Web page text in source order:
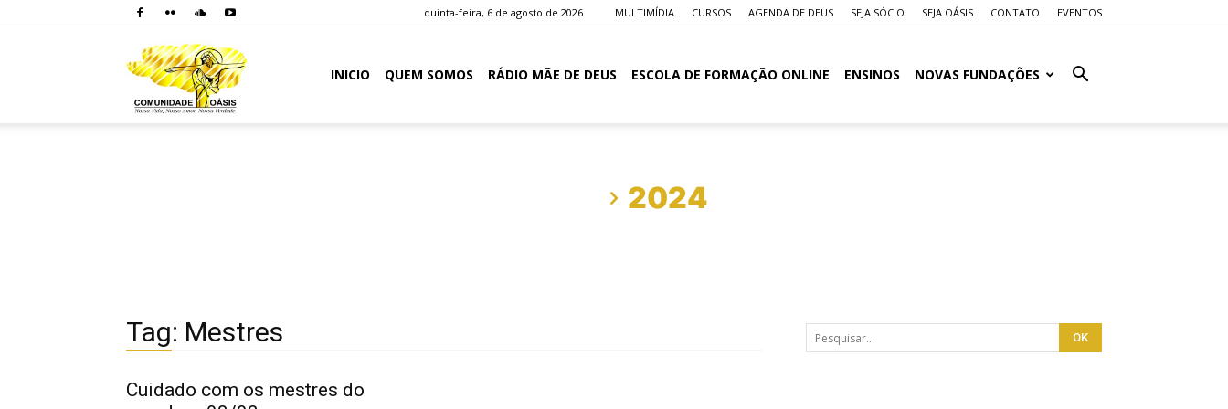
quinta-feira, 6 de agosto de 2026 MULTIMÍDIA CURSOS AGENDA DE DEUS SEJA SÓCIO SEJA OÁSIS CONTATO EVENTOS
INICIO QUEM SOMOS RÁDIO MÃE DE DEUS ESCOLA DE FORMAÇÃO ONLINE ENSINOS NOVAS FUNDAÇÕES
2024
Tag: Mestres
Cuidado com os mestres do